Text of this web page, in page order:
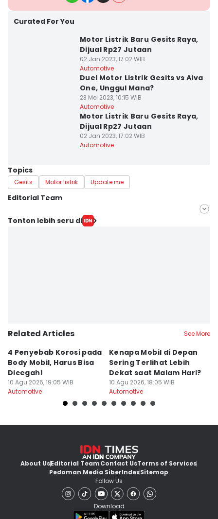
Curated For You
Motor Listrik Baru Gesits Raya,
Dijual Rp27 Jutaan
02 Jan 2023, 17:02 WIB
Automotive
Duel Motor Listrik Gesits vs Alva
One, Unggul Mana?
23 Mei 2023, 10:15 WIB
Automotive
Motor Listrik Baru Gesits Raya,
Dijual Rp27 Jutaan
02 Jan 2023, 17:02 WIB
Automotive
Topics
Gesits Motor listrik Update me
Editorial Team
Editor
Tonton lebih seru di
Related Articles See More
4 Penyebab Korosi pada
Body Mobil, Harus Bisa
Dicegah!
10 Agu 2026, 19:05 WIB
Automotive
Kenapa Mobil di Depan
Sering Terlihat Lebih
Dekat saat Malam Hari?
10 Agu 2026, 18:05 WIB
Automotive
About UsEditorial TeamContact UsTerms of Services
Pedoman Media SiberIndexSitemap
Follow Us
Download